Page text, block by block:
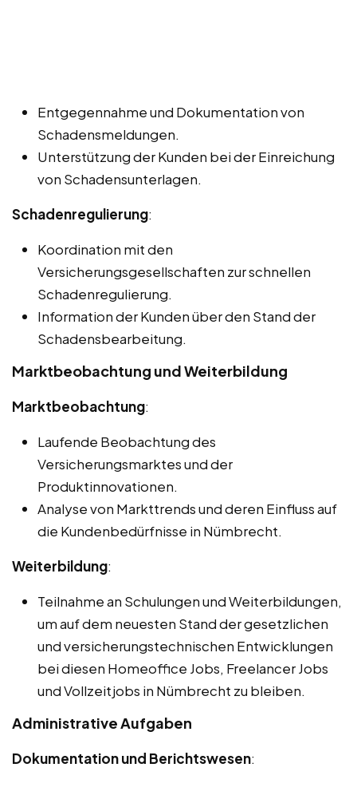
Entgegennahme und Dokumentation von
Schadensmeldungen.
Unterstützung der Kunden bei der Einreichung
von Schadensunterlagen.
Schadenregulierung:
Koordination mit den
Versicherungsgesellschaften zur schnellen
Schadenregulierung.
Information der Kunden über den Stand der
Schadensbearbeitung.
Marktbeobachtung und Weiterbildung
Marktbeobachtung:
Laufende Beobachtung des
Versicherungsmarktes und der
Produktinnovationen.
Analyse von Markttrends und deren Einfluss auf
die Kundenbedürfnisse in Nümbrecht.
Weiterbildung:
Teilnahme an Schulungen und Weiterbildungen,
um auf dem neuesten Stand der gesetzlichen
und versicherungstechnischen Entwicklungen
bei diesen Homeoffice Jobs, Freelancer Jobs
und Vollzeitjobs in Nümbrecht zu bleiben.
Administrative Aufgaben
Dokumentation und Berichtswesen: